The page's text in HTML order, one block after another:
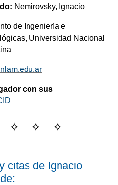
Nemirovsky, Ignacio
de Ingeniería e
Universidad Nacional
con sus
citas de Ignacio